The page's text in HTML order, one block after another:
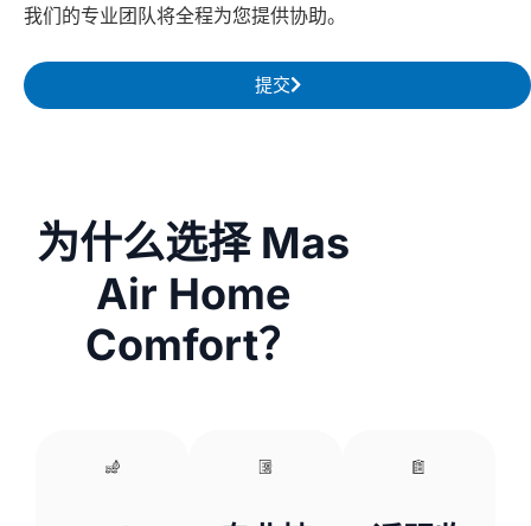
我们的专业团队将全程为您提供协助。
提交
为什么选择 Mas
Air Home
Comfort？